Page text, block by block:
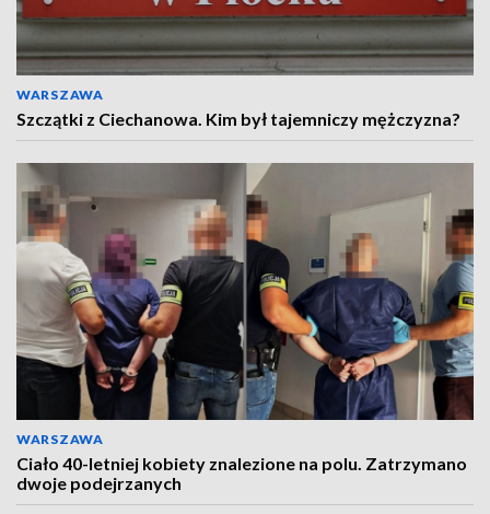
WARSZAWA
Szczątki z Ciechanowa. Kim był tajemniczy mężczyzna?
WARSZAWA
Ciało 40-letniej kobiety znalezione na polu. Zatrzymano
dwoje podejrzanych